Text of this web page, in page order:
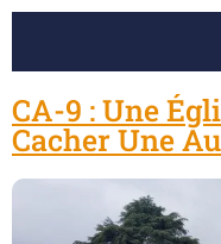
CA-9 : Une
Cacher Une